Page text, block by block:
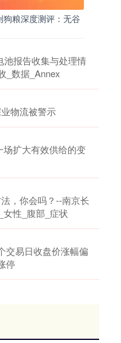
粮深度测评：无谷
池报告收集与处理情
_数据_Annex
物流被警示
扩大有效供给的变
，你会吗？--南京长
性_腹部_症状
交易日收盘价涨幅偏
停